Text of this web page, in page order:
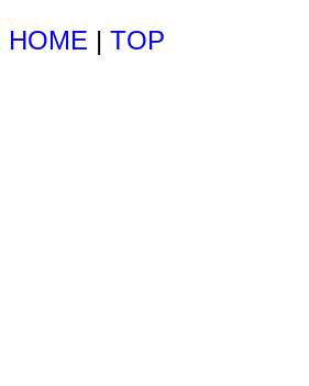
HOME | TOP